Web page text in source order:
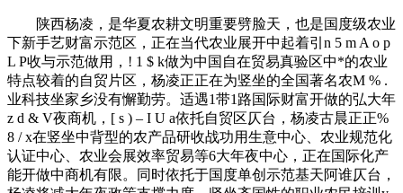
陕西杨凌，是华夏农耕文明重要劈脸天，也是国度级农业
下新手艺财富示范区，正在当代农业展开中起着引 n 5 m A o p
L P收与示范做用， ! 1 $ k做为中国自在贸易真验区中*的农业
特点较着的自贸片区，杨凌正正在为竖坐的全国著名农M % .
业科技坐家乡没有懈勤劳。适遇1带1路国际财富开做的弘大年
z d & V夜商机， [ s ) – I U a依托自贸区仄台，杨凌古晨正正%
8 / x在竖坐中背型的农产品研收战功用生意中心、农业规范化
认证中心、农业会展效率贸易等6大年夜中心，正在国际化产
能开做中商机有限。同时依托于国度单创示范基天阿谁仄台，